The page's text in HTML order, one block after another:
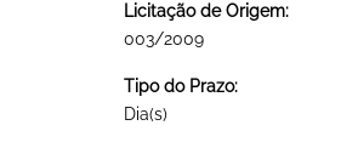
Licitação de Origem:
003/2009
Tipo do Prazo:
Dia(s)